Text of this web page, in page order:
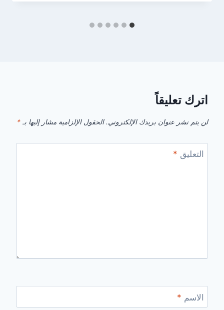
اترك تعليقاً
لن يتم نشر عنوان بريدك الإلكتروني. الحقول الإلزامية مشار إليها بـ *
التعليق *
الاسم *